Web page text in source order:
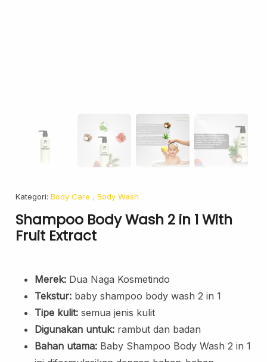
Face Oil
Facial Serum
Skincare Cream
Makeup Remover
Cleanser
Face Mask
Face Off Mask
Sleeping Mask
Sunscreen
Sunscreen Cream
Lip Care
Kategori: Body Care , Body Wash
Shampoo Body Wash 2 in 1 With
Fruit Extract
Merek: Dua Naga Kosmetindo
Tekstur: baby shampoo body wash 2 in 1
Tipe kulit: semua jenis kulit
Digunakan untuk: rambut dan badan
Bahan utama: Baby Shampoo Body Wash 2 in 1